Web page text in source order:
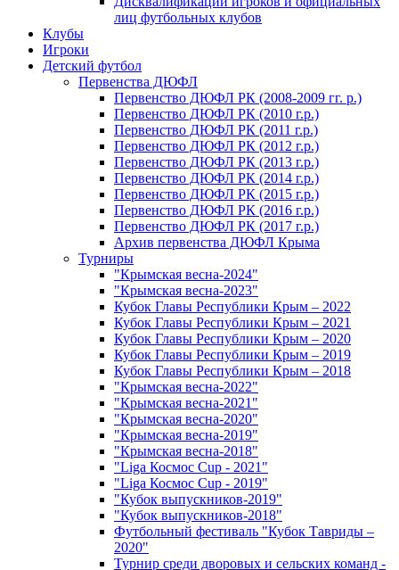
лиц футбольных клубов
Клубы
Игроки
Детский футбол
Первенства ДЮФЛ
Первенство ДЮФЛ РК (2008-2009 гг. р.)
Первенство ДЮФЛ РК (2010 г.р.)
Первенство ДЮФЛ РК (2011 г.р.)
Первенство ДЮФЛ РК (2012 г.р.)
Первенство ДЮФЛ РК (2013 г.р.)
Первенство ДЮФЛ РК (2014 г.р.)
Первенство ДЮФЛ РК (2015 г.р.)
Первенство ДЮФЛ РК (2016 г.р.)
Первенство ДЮФЛ РК (2017 г.р.)
Архив первенства ДЮФЛ Крыма
Турниры
"Крымская весна-2024"
"Крымская весна-2023"
Кубок Главы Республики Крым – 2022
Кубок Главы Республики Крым – 2021
Кубок Главы Республики Крым – 2020
Кубок Главы Республики Крым – 2019
Кубок Главы Республики Крым – 2018
"Крымская весна-2022"
"Крымская весна-2021"
"Крымская весна-2020"
"Крымская весна-2019"
"Крымская весна-2018"
"Liga Космос Cup - 2021"
"Liga Космос Cup - 2019"
"Кубок выпускников-2019"
"Кубок выпускников-2018"
Футбольный фестиваль "Кубок Тавриды –
2020"
Турнир среди дворовых и сельских команд -